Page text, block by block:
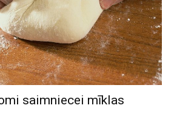
saimniecei mīklas